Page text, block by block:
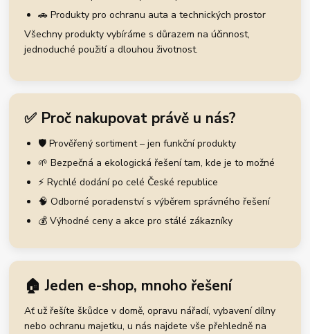
🚗 Produkty pro ochranu auta a technických prostor
Všechny produkty vybíráme s důrazem na účinnost,
jednoduché použití a dlouhou životnost.
✅ Proč nakupovat právě u nás?
🛡️ Prověřený sortiment – jen funkční produkty
🌱 Bezpečná a ekologická řešení tam, kde je to možné
⚡ Rychlé dodání po celé České republice
🧠 Odborné poradenství s výběrem správného řešení
💰 Výhodné ceny a akce pro stálé zákazníky
🏠 Jeden e-shop, mnoho řešení
Ať už řešíte škůdce v domě, opravu nářadí, vybavení dílny
nebo ochranu majetku, u nás najdete vše přehledně na